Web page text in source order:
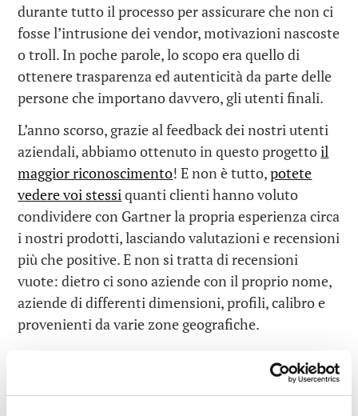
durante tutto il processo per assicurare che non ci
fosse l’intrusione dei vendor, motivazioni nascoste
o troll. In poche parole, lo scopo era quello di
ottenere trasparenza ed autenticità da parte delle
persone che importano davvero, gli utenti finali.
L’anno scorso, grazie al feedback dei nostri utenti
aziendali, abbiamo ottenuto in questo progettoil
maggior riconoscimento! E non è tutto,potete
vedere voi stessiquanti clienti hanno voluto
condividere con Gartner la propria esperienza circa
i nostri prodotti, lasciando valutazioni e recensioni
più che positive. E non si tratta di recensioni
vuote: dietro ci sono aziende con il proprio nome,
aziende di differenti dimensioni, profili, calibro e
provenienti da varie zone geografiche.
all’argomento fiducia può variare in base alla zona.